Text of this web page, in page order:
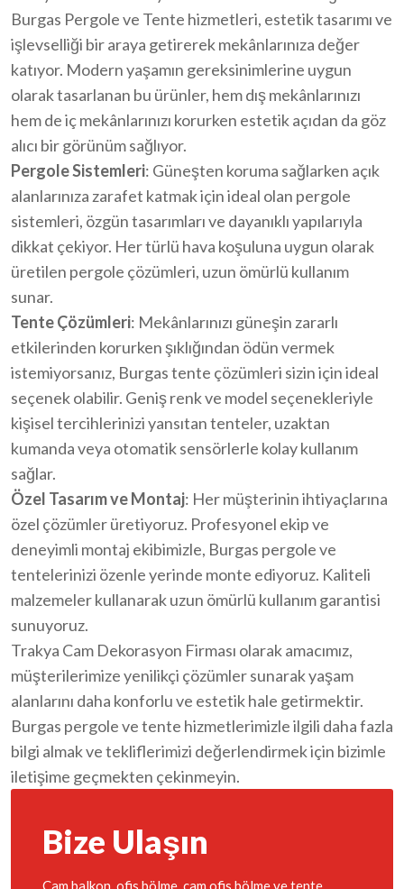
Burgas Pergole ve Tente hizmetleri, estetik tasarımı ve
işlevselliği bir araya getirerek mekânlarınıza değer
katıyor. Modern yaşamın gereksinimlerine uygun
olarak tasarlanan bu ürünler, hem dış mekânlarınızı
hem de iç mekânlarınızı korurken estetik açıdan da göz
alıcı bir görünüm sağlıyor.
Pergole Sistemleri: Güneşten koruma sağlarken açık
alanlarınıza zarafet katmak için ideal olan pergole
sistemleri, özgün tasarımları ve dayanıklı yapılarıyla
dikkat çekiyor. Her türlü hava koşuluna uygun olarak
üretilen pergole çözümleri, uzun ömürlü kullanım
sunar.
Tente Çözümleri: Mekânlarınızı güneşin zararlı
etkilerinden korurken şıklığından ödün vermek
istemiyorsanız, Burgas tente çözümleri sizin için ideal
seçenek olabilir. Geniş renk ve model seçenekleriyle
kişisel tercihlerinizi yansıtan tenteler, uzaktan
kumanda veya otomatik sensörlerle kolay kullanım
sağlar.
Özel Tasarım ve Montaj: Her müşterinin ihtiyaçlarına
özel çözümler üretiyoruz. Profesyonel ekip ve
deneyimli montaj ekibimizle, Burgas pergole ve
tentelerinizi özenle yerinde monte ediyoruz. Kaliteli
malzemeler kullanarak uzun ömürlü kullanım garantisi
sunuyoruz.
Trakya Cam Dekorasyon Firması olarak amacımız,
müşterilerimize yenilikçi çözümler sunarak yaşam
alanlarını daha konforlu ve estetik hale getirmektir.
Burgas pergole ve tente hizmetlerimizle ilgili daha fazla
bilgi almak ve tekliflerimizi değerlendirmek için bizimle
iletişime geçmekten çekinmeyin.
Bize Ulaşın
Cam balkon, ofis bölme, cam ofis bölme ve tente